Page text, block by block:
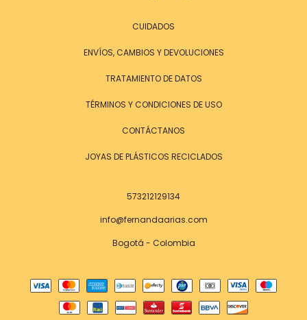
CUIDADOS
ENVÍOS, CAMBIOS Y DEVOLUCIONES
TRATAMIENTO DE DATOS
TÉRMINOS Y CONDICIONES DE USO
CONTÁCTANOS
JOYAS DE PLÁSTICOS RECICLADOS
573212129134
info@fernandaarias.com
Bogotá - Colombia